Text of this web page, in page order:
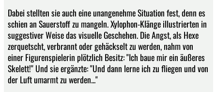
Dabei stellten sie auch eine unangenehme Situation fest, denn es
schien an Sauerstoff zu mangeln. Xylophon-Klänge illustrierten in
suggestiver Weise das visuelle Geschehen. Die Angst, als Hexe
zerquetscht, verbrannt oder gehäckselt zu werden, nahm von
einer Figurenspielerin plötzlich Besitz: "Ich baue mir ein äußeres
Skelett!" Und sie ergänzte: "Und dann lerne ich zu fliegen und von
der Luft umarmt zu werden..."